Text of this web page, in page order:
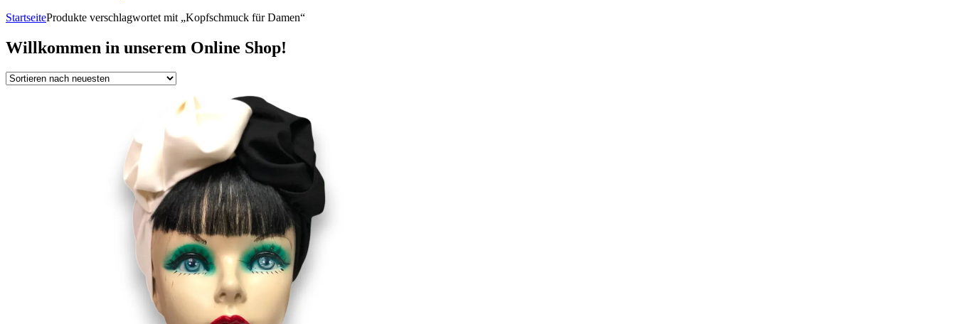
StartseiteProdukte verschlagwortet mit „Kopfschmuck für Damen“
Willkommen in unserem Online Shop!